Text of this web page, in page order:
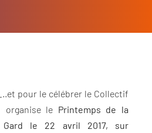
..et pour le célébrer le Collectif
organise le Printemps de la
le 22 avril 2017, sur